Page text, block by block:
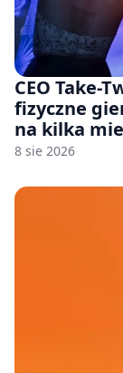
CEO Take-
fizyczne
na kilka
8 sie 2026